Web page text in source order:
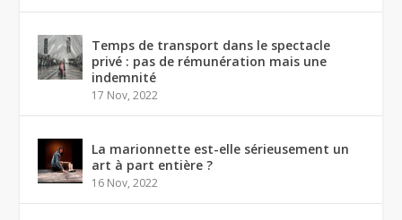
Temps de transport dans le spectacle
privé : pas de rémunération mais une
indemnité
17 Nov, 2022
La marionnette est-elle sérieusement un
art à part entière ?
16 Nov, 2022